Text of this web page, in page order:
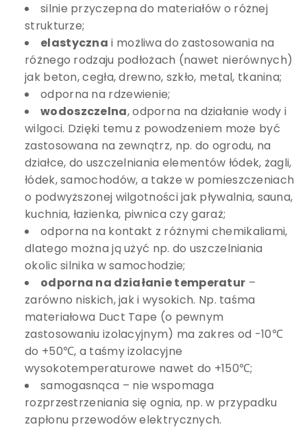
silnie przyczepna do materiałów o różnej
strukturze;
elastyczna i możliwa do zastosowania na
różnego rodzaju podłożach (nawet nierównych)
jak beton, cegła, drewno, szkło, metal, tkanina;
odporna na rdzewienie;
wodoszczelna, odporna na działanie wody i
wilgoci. Dzięki temu z powodzeniem może być
zastosowana na zewnątrz, np. do ogrodu, na
działce, do uszczelniania elementów łódek, żagli,
łódek, samochodów, a także w pomieszczeniach
o podwyższonej wilgotności jak pływalnia, sauna,
kuchnia, łazienka, piwnica czy garaż;
odporna na kontakt z różnymi chemikaliami,
dlatego można ją użyć np. do uszczelniania
okolic silnika w samochodzie;
odporna na działanie temperatur –
zarówno niskich, jak i wysokich. Np. taśma
materiałowa Duct Tape (o pewnym
zastosowaniu izolacyjnym) ma zakres od -10℃
do +50℃, a taśmy izolacyjne
wysokotemperaturowe nawet do +150℃;
samogasnąca – nie wspomaga
rozprzestrzeniania się ognia, np. w przypadku
zapłonu przewodów elektrycznych.